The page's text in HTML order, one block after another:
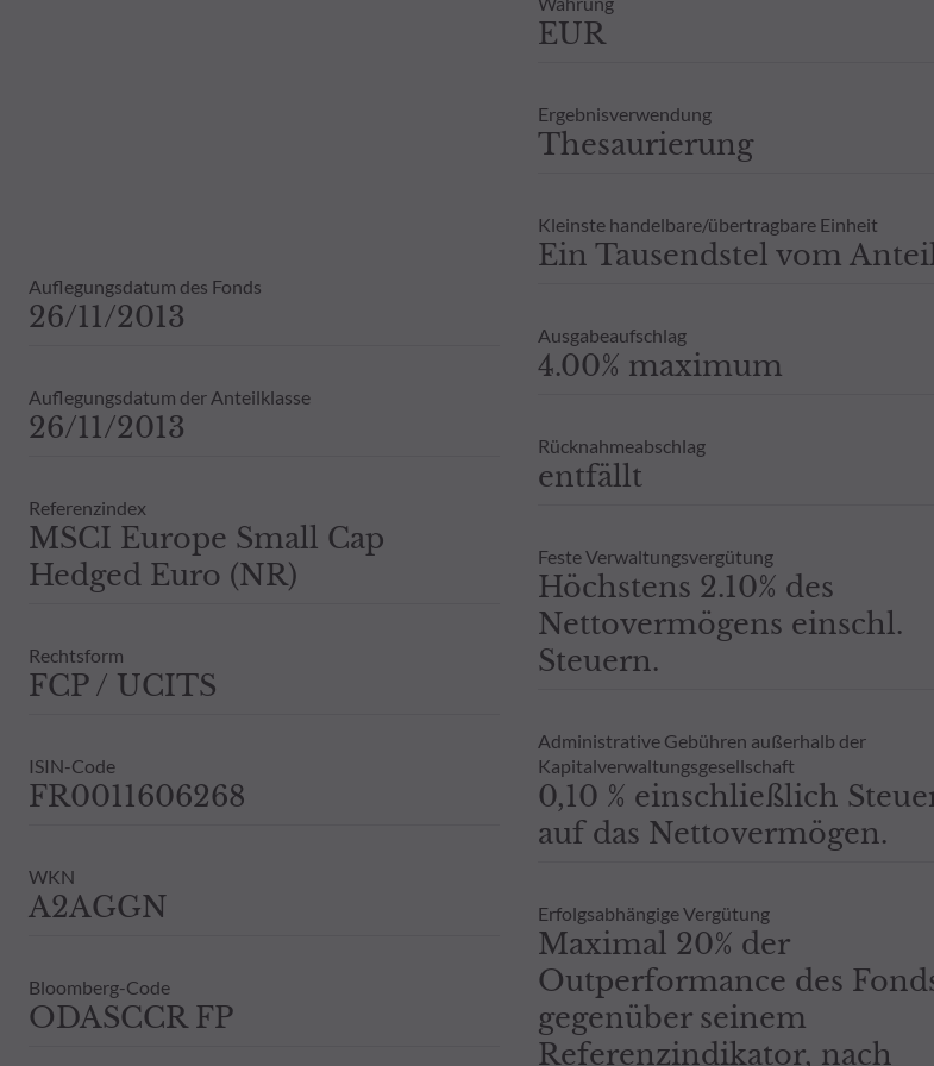
Auflegungsdatum des Fonds
26/11/2013
Auflegungsdatum der Anteilklasse
26/11/2013
Referenzindex
MSCI Europe Small Cap
Hedged Euro (NR)
Rechtsform
FCP / UCITS
ISIN-Code
FR0011606268
WKN
A2AGGN
Bloomberg-Code
ODASCCR FP
EUR
Ergebnisverwendung
Thesaurierung
Kleinste handelbare/übertragbare Einheit
Ein Tausendstel vom
Ausgabeaufschlag
4.00% maximum
Rücknahmeabschlag
entfällt
Feste Verwaltungsvergütung
Höchstens 2.10% des
Nettovermögens einschl.
Steuern.
Administrative Gebühren außerhalb der
Kapitalverwaltungsgesellschaft
0,10 % einschließlich
auf das Nettovermögen.
Erfolgsabhängige Vergütung
Maximal 20% der
Outperformance des
gegenüber seinem
Referenzindikator, nach
Daher wird empfohlen, sich vor einer Zeichnung an einen Steuerberater zu wenden.
Dies beinhaltet bei Vorliegen eines berechtigten Interesses und unter Wahrung einer
ausdrückliche oder stillschweigende - Zusicherung oder Gewährleistung einer